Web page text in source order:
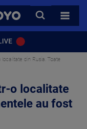
VOYO
CAUTA
TOATE
localitate din Rusia. Toate
o localitate
au fost